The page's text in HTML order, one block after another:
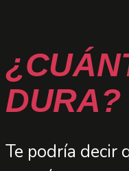
DURA?
Te podría decir